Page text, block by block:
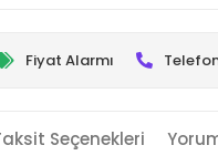
Fiyat Alarmı
Seçenekleri